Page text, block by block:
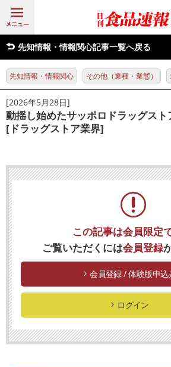
先知情報・情報関心記事一覧へ戻る
先知情報・情報関心 その他（業種・業態）
[2026年5月28日]
動揺し始めたサッポロドラッグス
[ドラッグストア業界]
この記事は会員限定
ご覧いただくには会員登録
会員登録 / 体験版申込
ログイン